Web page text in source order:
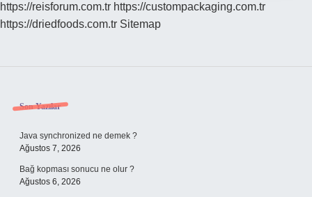
https://reisforum.com.tr https://custompackaging.com.tr
https://driedfoods.com.tr Sitemap
Sidebar
Son Yazılar
Java synchronized ne demek ?
Ağustos 7, 2026
Bağ kopması sonucu ne olur ?
Ağustos 6, 2026